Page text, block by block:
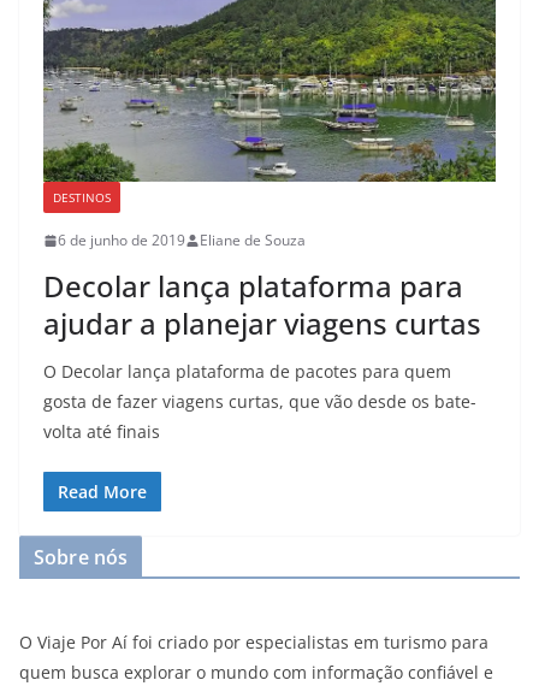
DESTINOS
6 de junho de 2019 Eliane de Souza
Decolar lança plataforma para
ajudar a planejar viagens curtas
O Decolar lança plataforma de pacotes para quem
gosta de fazer viagens curtas, que vão desde os bate-
volta até finais
Read More
Sobre nós
O Viaje Por Aí foi criado por especialistas em turismo para
quem busca explorar o mundo com informação confiável e